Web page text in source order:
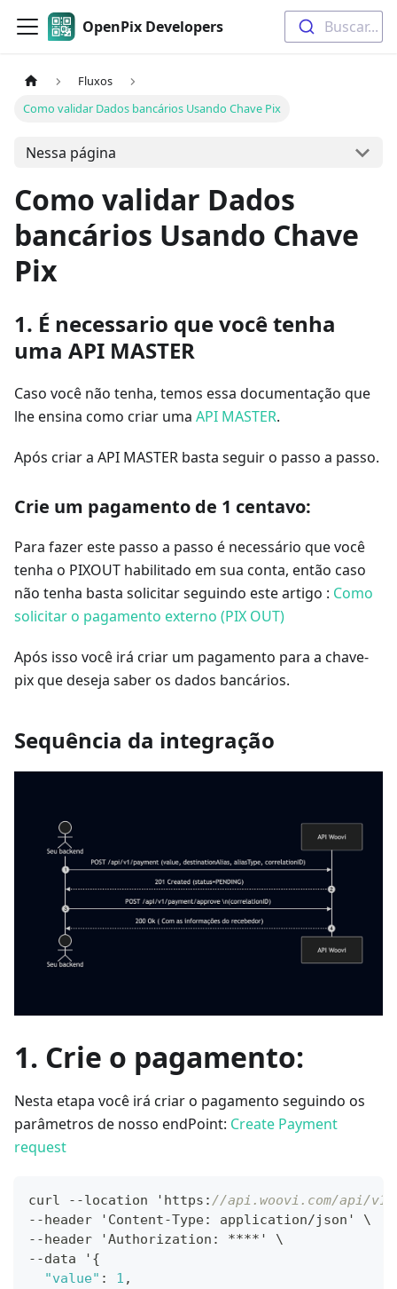
OpenPix Developers Buscar...
Fluxos
Como validar Dados bancários Usando Chave Pix
Nessa página
Como validar Dados
bancários Usando Chave
Pix
1. É necessario que você tenha
uma API MASTER
Caso você não tenha, temos essa documentação que
lhe ensina como criar uma API MASTER.
Após criar a API MASTER basta seguir o passo a passo.
Crie um pagamento de 1 centavo:
Para fazer este passo a passo é necessário que você
tenha o PIXOUT habilitado em sua conta, então caso
não tenha basta solicitar seguindo este artigo : Como
solicitar o pagamento externo (PIX OUT)
Após isso você irá criar um pagamento para a chave-
pix que deseja saber os dados bancários.
Sequência da integração
1. Crie o pagamento:
Nesta etapa você irá criar o pagamento seguindo os
parâmetros de nosso endPoint: Create Payment
request
curl --location 'https : //api.woovi.com/api/
--header 'Content-Type:
application/json' \
--header 'Authorization :
****' \
--data ' {
"value" : 1 ,